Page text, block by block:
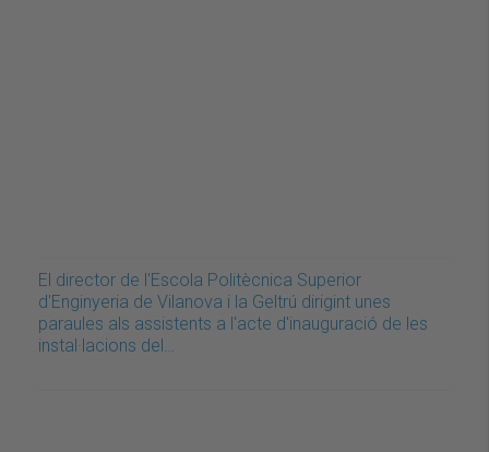
El director de l'Escola Politècnica Superior
d'Enginyeria de Vilanova i la Geltrú dirigint unes
paraules als assistents a l'acte d'inauguració de les
instal·lacions del…